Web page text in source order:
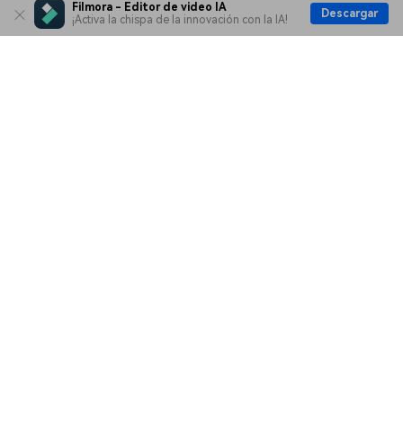
Filmora - Editor de video IA
¡Activa la chispa de la innovación con la IA!
Descargar